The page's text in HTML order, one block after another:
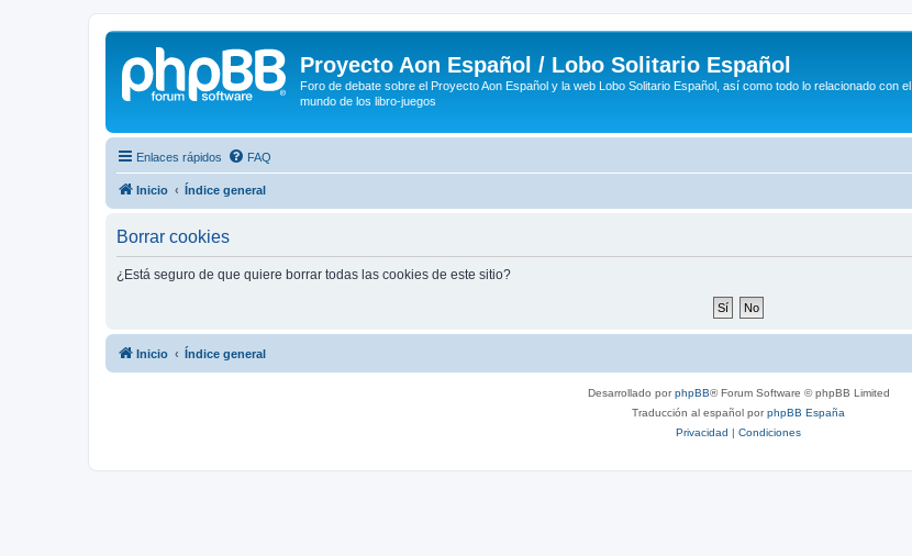
Proyecto Aon Español / Lobo Solitario Español
Foro de debate sobre el Proyecto Aon Español y la web Lobo Solitario Español, así como todo lo relacionado con el
mundo de los libro-juegos
Enlaces rápidos FAQ
Inicio Índice general
Borrar cookies
¿Está seguro de que quiere borrar todas las cookies de este sitio?
Inicio Índice general
Desarrollado porphpBB® Forum Software © phpBB Limited
Traducción al español porphpBB España
Privacidad | Condiciones